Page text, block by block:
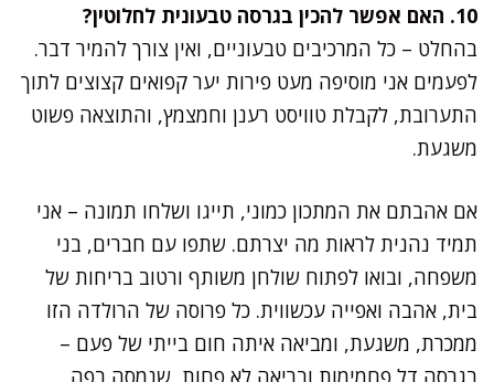
10. האם אפשר להכין בגרסה טבעונית לחלוטין?
בהחלט – כל המרכיבים טבעוניים, ואין צורך להמיר דבר.
לפעמים אני מוסיפה מעט פירות יער קפואים קצוצים לתוך
התערובת, לקבלת טוויסט רענן וחמצמץ, והתוצאה פשוט
משגעת.
אם אהבתם את המתכון כמוני, תייגו ושלחו תמונה – אני
תמיד נהנית לראות מה יצרתם. שתפו עם חברים, בני
משפחה, ובואו לפתוח שולחן משותף ורטוב בריחות של
בית, אהבה ואפייה עכשווית. כל פרוסה של הרולדה הזו
ממכרת, משגעת, ומביאה איתה חום בייתי של פעם –
בגרסה דל פחמימות ובריאה לא פחות, שנמסה בפה